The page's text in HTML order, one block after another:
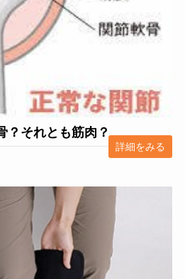
？それとも筋肉？
詳細をみる